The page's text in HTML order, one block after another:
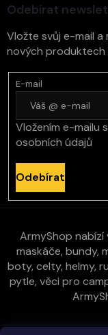
Odebírat
Vložte svůj e-mail a
nových produktech
E-mail
Vložením e-mailu
osobních údajů
Odebírat
ArmyShop nabízí
maskáče, bundy,
boty, celty, helmy,
pytle, věci pro